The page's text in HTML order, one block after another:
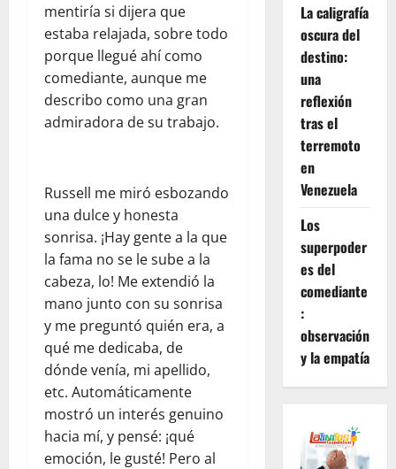
mentiría si dijera que
estaba relajada, sobre todo
porque llegué ahí como
comediante, aunque me
describo como una gran
admiradora de su trabajo.
Russell me miró esbozando
una dulce y honesta
sonrisa. ¡Hay gente a la que
la fama no se le sube a la
cabeza, lo! Me extendió la
mano junto con su sonrisa
y me preguntó quién era, a
qué me dedicaba, de
dónde venía, mi apellido,
etc. Automáticamente
mostró un interés genuino
hacia mí, y pensé: ¡qué
emoción, le gusté! Pero al
La caligrafía
oscura del
destino:
una
reflexión
tras el
terremoto
en
Venezuela
Los
superpoder
es del
comediante
:
observación
y la empatía